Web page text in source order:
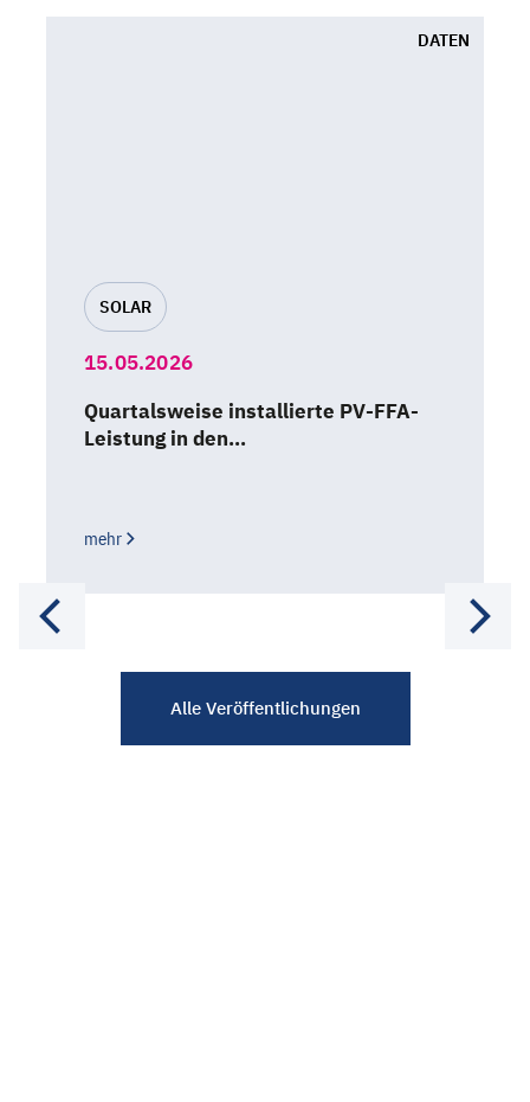
DATEN
SOLAR
15.05.2026
Quartalsweise installierte PV-FFA-
Leistung in den…
mehr
Alle Veröffentlichungen